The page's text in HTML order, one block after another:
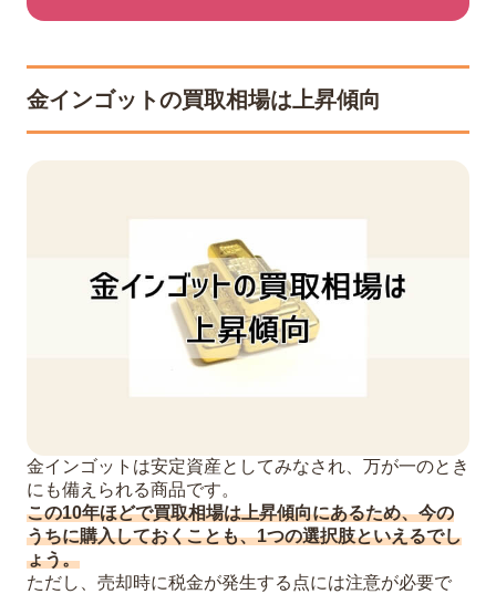
金インゴットの買取相場は上昇傾向
金インゴットは安定資産としてみなされ、万が一のとき
にも備えられる商品です。
この10年ほどで買取相場は上昇傾向にあるため、今の
うちに購入しておくことも、1つの選択肢といえるでし
ょう。
ただし、売却時に税金が発生する点には注意が必要で